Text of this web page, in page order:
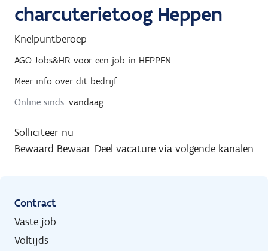
charcuterietoog Heppen
Knelpuntberoep
AGO Jobs&HR voor een job in HEPPEN
Meer info over dit bedrijf
Online sinds: vandaag
Solliciteer nu
Bewaard Bewaar Deel vacature via volgende kanalen
Contract
Vaste job
Voltijds